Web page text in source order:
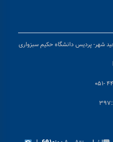
شهر- پردیس دانشگاه حکیم سبزواری